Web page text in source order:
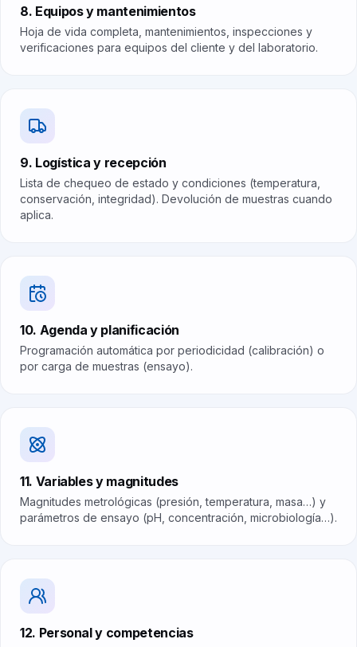
8. Equipos y mantenimientos
Hoja de vida completa, mantenimientos, inspecciones y
verificaciones para equipos del cliente y del laboratorio.
9. Logística y recepción
Lista de chequeo de estado y condiciones (temperatura,
conservación, integridad). Devolución de muestras cuando
aplica.
10. Agenda y planificación
Programación automática por periodicidad (calibración) o
por carga de muestras (ensayo).
11. Variables y magnitudes
Magnitudes metrológicas (presión, temperatura, masa…) y
parámetros de ensayo (pH, concentración, microbiología…).
12. Personal y competencias